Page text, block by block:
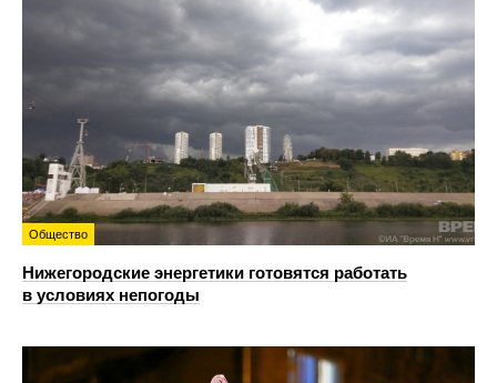
Общество
Нижегородские энергетики готовятся работать
в условиях непогоды